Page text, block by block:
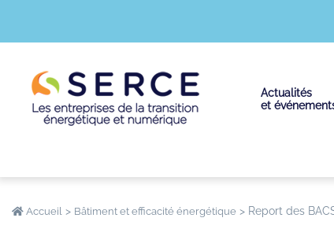
Actualités
et
Accueil > Bâtiment et efficacité énergétique > Report des